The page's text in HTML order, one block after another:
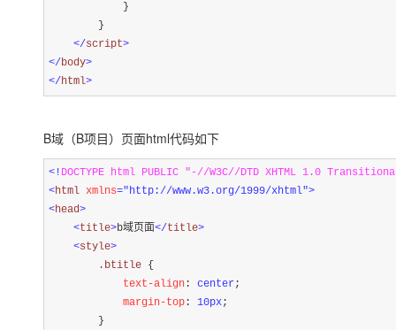
            }
        }
</script>
</body>
</html>
B域（B项目）页面html代码如下
<! DOCTYPE html PUBLIC "-//W3C//DTD XHTML 1.0
<html xmlns="http://www.w3.org/1999/xhtml">
<head>
<title>b域页面</title>
<style>
        .btitle
{
            text-align
: center ;
            margin-top
: 10px;
}